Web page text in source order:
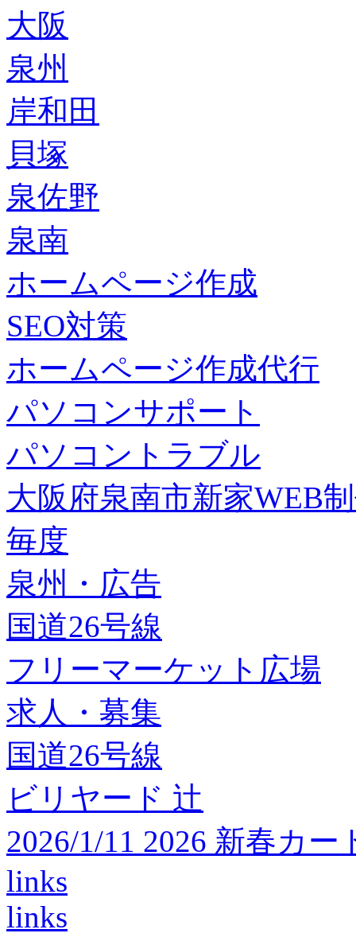
大阪
泉州
岸和田
貝塚
泉佐野
泉南
ホームページ作成
SEO対策
ホームページ作成代行
パソコンサポート
パソコントラブル
大阪府泉南市新家WEB
毎度
泉州・広告
国道26号線
フリーマーケット広場
求人・募集
国道26号線
ビリヤード 辻
2026/1/11 2026 新春カ
links
links